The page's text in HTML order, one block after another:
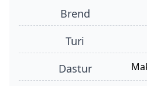
Brend
turi
dastur